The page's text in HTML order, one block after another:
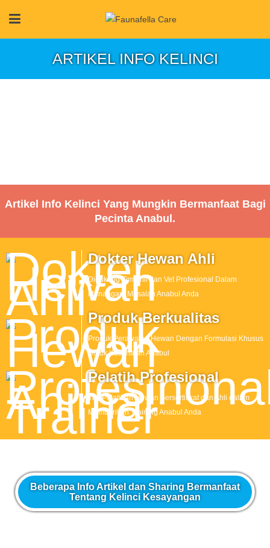
ARTIKEL INFO KELINCI
Artikel Info Kelinci Yang Mungkin Bermanfaat Bagi
Pecinta Anabul.
Dokter Hewan Ahli
Didukung Tim Ahli dan Vet Profesional Dalam
Menangani Masalah Anabul Anda
Produk Berkualitas
Produk Perawatan Hewan Dengan Formulasi Khusus
Untuk Kesehatan Anabul
Pelatih Profesional
Tim Pelatihan Hewan Bersertifikat dan Ahli dalam
Memberikan Training Anabul Anda
Beberapa Info Artikel dan Sharing Bermanfaat
Tentang Kelinci Kesayangan